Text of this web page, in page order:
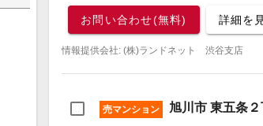
お問い合わせ(無料) 詳細を
情報提供会社: (株)ランドネット 渋谷支店
売マンション 旭川市 東五条